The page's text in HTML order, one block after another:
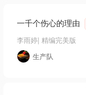
一千个伤心的理由
李雨婷| 精编完美版
生产队